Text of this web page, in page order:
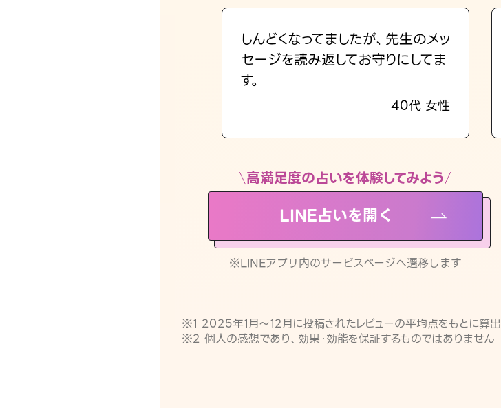
しんどくなってましたが、先生のメッ
セージを読み返してお守りにしてま
す。
40代 女性
高満足度の占いを体験してみよう
LINE占いを開く
※LINEアプリ内のサービスページへ遷移します
※1 2025年1月〜12月に投稿されたレビューの平均点をもとに算出
※2 個人の感想であり、効果・効能を保証するものではありません